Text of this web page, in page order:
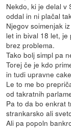
Nekdo, ki je delal v
oddal in ni plačal
Njegov soimenjak
let in bival 18 let,
brez problema.
Tako bolj simpl pa
Torej če je kdo
in tudi upravne
Le to me bo
od takratnih
Pa to da bo enkrat
strankarsko ali
Ali pa popoln